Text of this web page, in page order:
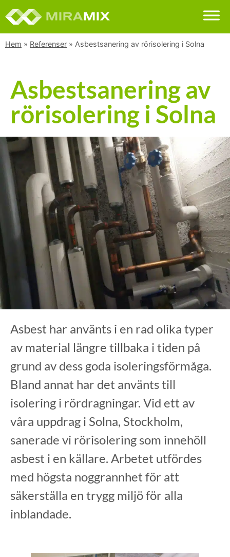
Hem » Referenser » Asbestsanering av rörisolering i Solna
Asbestsanering av
rörisolering i Solna
Asbest har använts i en rad olika typer
av material längre tillbaka i tiden på
grund av dess goda isoleringsförmåga.
Bland annat har det använts till
isolering i rördragningar. Vid ett av
våra uppdrag i Solna, Stockholm,
sanerade vi rörisolering som innehöll
asbest i en källare. Arbetet utfördes
med högsta noggrannhet för att
säkerställa en trygg miljö för alla
inblandade.